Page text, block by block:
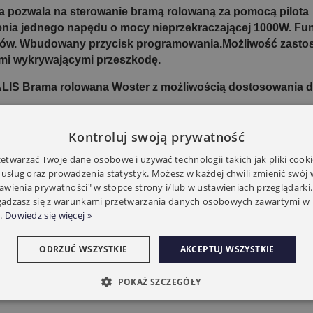
CAME 6NM MONDRIAN R4
Z Radiem Mechaniczne
Krańcówki
pozwala na sterowanie bramą rolowaną za pomocą
jednego napędu o mocy nieprzekraczającej 1000W.
Wbudowany przycisk programowania.Możliwość
wykrywającymi przeszkodę.
Brama rolowana Woster z możliwością dostosowania
elementy rozbudowy wyposażenia dla bramy garażowej
blokujące EUROBLOK System blokad uniemożliwia
podniesienia kurtyny bramy z zewnątrz).
detekcji przeszkód AUTOMATYCZNE WYKRYWANIE
samoczynnie się zatrzymuje. System detekcji pełni
na swojej drodze wysyła sygnał do systemu i
z hakiem do podnoszenia i zamykania bramy - w przypadku
istnieje możliwość rozbudowy systemu Inteligentny
Kontroluj swoją prywatność
Twoje dane osobowe i używać technologii takich jak pliki
oraz prowadzenia statystyk. Możesz w każdej chwili zmienić swój
prywatności" w stopce strony i/lub w ustawieniach
się z warunkami przetwarzania danych osobowych zawartymi
Dowiedz się więcej »
AKCEPTUJ WSZYSTKIE
ODRZUĆ WSZYSTKIE
POKAŻ SZCZEGÓŁY